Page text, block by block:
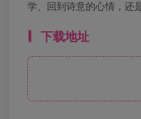
学、回到诗意的心情，
下载地址